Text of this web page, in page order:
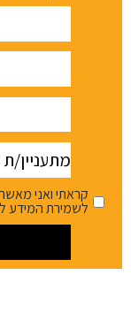
Name
phone
עיר
מתעניין/ת
במוצר
קראתי ואני
לשמירת המידע